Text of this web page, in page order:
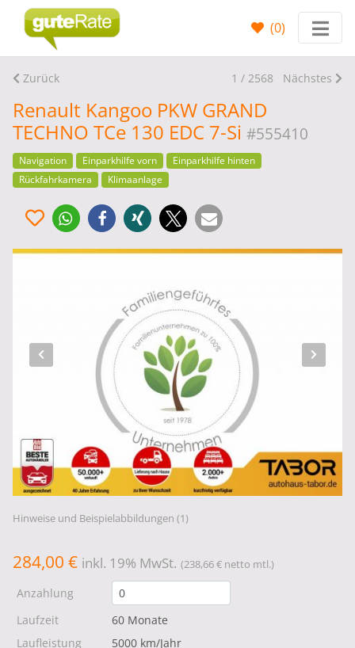
(0)
Zurück 1 / 2568 Nächstes
Renault Kangoo PKW GRAND
TECHNO TCe 130 EDC 7-Si #555410
Navigation Einparkhilfe vorn
Einparkhilfe hinten
Rückfahrkamera
Klimaanlage
Hinweise und Beispielabbildungen (1)
284,00 € inkl. 19% MwSt. (238,66 € netto mtl.)
Anzahlung
Laufzeit
60 Monate
Laufleistung
5000 km/Jahr